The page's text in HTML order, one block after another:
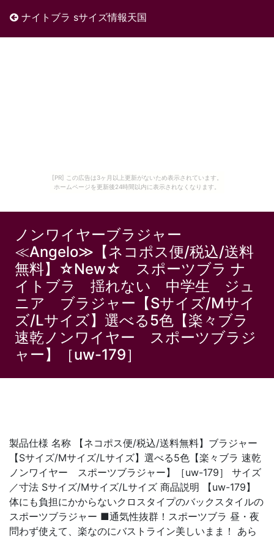
[PR] この広告は3ヶ月以上更新がないため表示されています。
ホームページを更新後24時間以内に表示されなくなります。
ナイトブラ sサイズ情報天国
ノンワイヤーブラジャー
≪Angelo≫【ネコポス便/税込/送料
無料】☆New☆ スポーツブラ ナ
イトブラ 揺れない 中学生 ジュ
ニア ブラジャー【Sサイズ/Mサイ
ズ/Lサイズ】選べる5色【楽々ブラ
速乾ノンワイヤー スポーツブラジ
ャー】［uw-179］
製品仕様 名称 【ネコポス便/税込/送料無料】ブラジャー
【Sサイズ/Mサイズ/Lサイズ】選べる5色【楽々ブラ 速乾
ノンワイヤー スポーツブラジャー】［uw-179］ サイズ
／寸法 Sサイズ/Mサイズ/Lサイズ 商品説明 【uw-179】
体にも負担にかからないクロスタイプのバックスタイルの
スポーツブラジャー ■通気性抜群！スポーツブラ 昼・夜
問わず使えて、楽なのにバストライン美しいまま！ あら